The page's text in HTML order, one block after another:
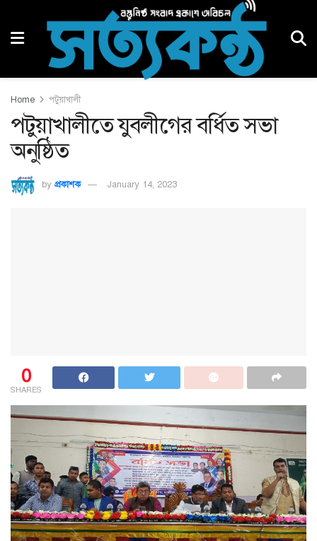
Home পটুয়াখালী
পটুয়াখালীতে যুবলীগের বর্ধিত সভা
অনুষ্ঠিত
by প্রকাশক January 14, 2023
0
SHARES